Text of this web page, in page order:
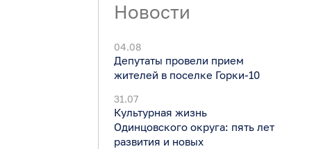
Новости
04.08
Депутаты провели прием
жителей в поселке Горки-10
31.07
Культурная жизнь
Одинцовского округа: пять лет
развития и новых